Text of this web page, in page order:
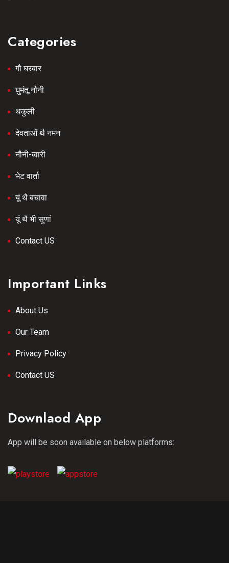
Categories
गौ घरबार
घुमंतू नौनी
थकुली
देवताओं थै नमन
नौनी-ब्वारी
भेट वार्ता
यूं थै बचावा
यूं थै भी सुणां
Contact US
Important Links
About Us
Our Team
Privacy Policy
Contact US
Downlaod App
App will be soon available on below platforms: